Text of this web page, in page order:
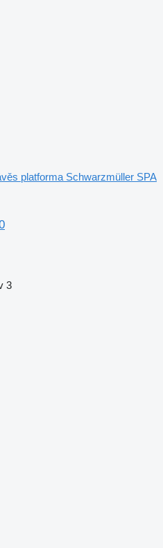
platforma Schwarzmüller SPA
3